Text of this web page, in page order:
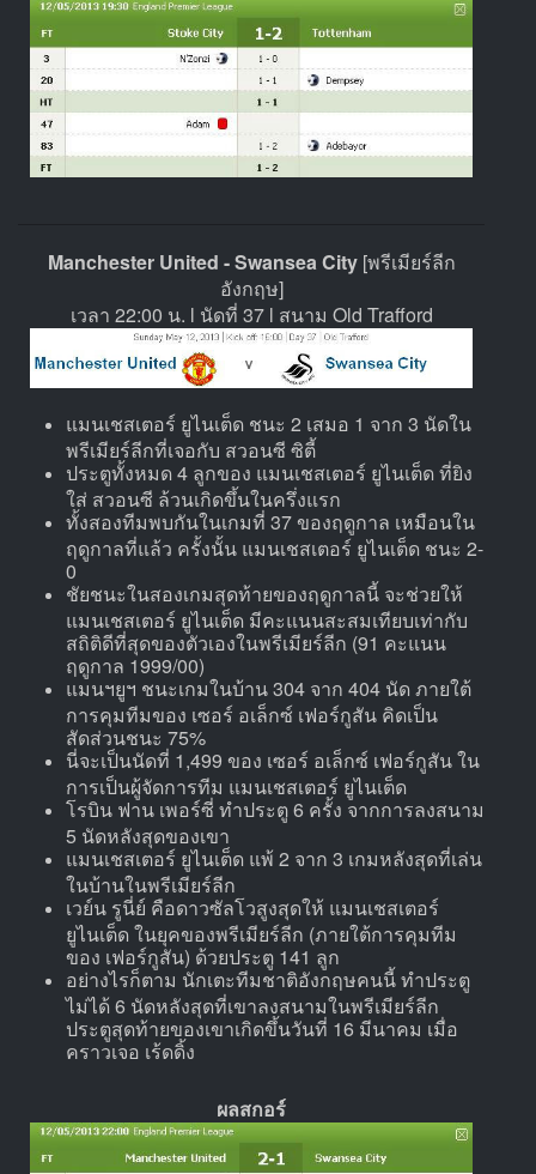
Manchester United - Swansea City[พรีเมียร์ลีก
อังกฤษ]
เวลา 22:00 น. l นัดที่ 37 l สนาม Old Trafford
แมนเชสเตอร์ ยูไนเต็ด ชนะ 2 เสมอ 1 จาก 3 นัดใน
พรีเมียร์ลีกที่เจอกับ สวอนซี ซิตี้
ประตูทั้งหมด 4 ลูกของ แมนเชสเตอร์ ยูไนเต็ด ที่ยิง
ใส่ สวอนซี ล้วนเกิดขึ้นในครึ่งแรก
ทั้งสองทีมพบกันในเกมที่ 37 ของฤดูกาล เหมือนใน
ฤดูกาลที่แล้ว ครั้งนั้น แมนเชสเตอร์ ยูไนเต็ด ชนะ 2-
0
ชัยชนะในสองเกมสุดท้ายของฤดูกาลนี้ จะช่วยให้
แมนเชสเตอร์ ยูไนเต็ด มีคะแนนสะสมเทียบเท่ากับ
สถิติดีที่สุดของตัวเองในพรีเมียร์ลีก (91 คะแนน
ฤดูกาล 1999/00)
แมนฯยูฯ ชนะเกมในบ้าน 304 จาก 404 นัด ภายใต้
การคุมทีมของ เซอร์ อเล็กซ์ เฟอร์กูสัน คิดเป็น
สัดส่วนชนะ 75%
นี่จะเป็นนัดที่ 1,499 ของ เซอร์ อเล็กซ์ เฟอร์กูสัน ใน
การเป็นผู้จัดการทีม แมนเชสเตอร์ ยูไนเต็ด
โรบิน ฟาน เพอร์ซี่ ทำประตู 6 ครั้ง จากการลงสนาม
5 นัดหลังสุดของเขา
แมนเชสเตอร์ ยูไนเต็ด แพ้ 2 จาก 3 เกมหลังสุดที่เล่น
ในบ้านในพรีเมียร์ลีก
เวย์น รูนี่ย์ คือดาวซัลโวสูงสุดให้ แมนเชสเตอร์
ยูไนเต็ด ในยุคของพรีเมียร์ลีก (ภายใต้การคุมทีม
ของ เฟอร์กูสัน) ด้วยประตู 141 ลูก
อย่างไรก็ตาม นักเตะทีมชาติอังกฤษคนนี้ ทำประตู
ไม่ได้ 6 นัดหลังสุดที่เขาลงสนามในพรีเมียร์ลีก
ประตูสุดท้ายของเขาเกิดขึ้นวันที่ 16 มีนาคม เมื่อ
คราวเจอ เร้ดดิ้ง
ผลสกอร์